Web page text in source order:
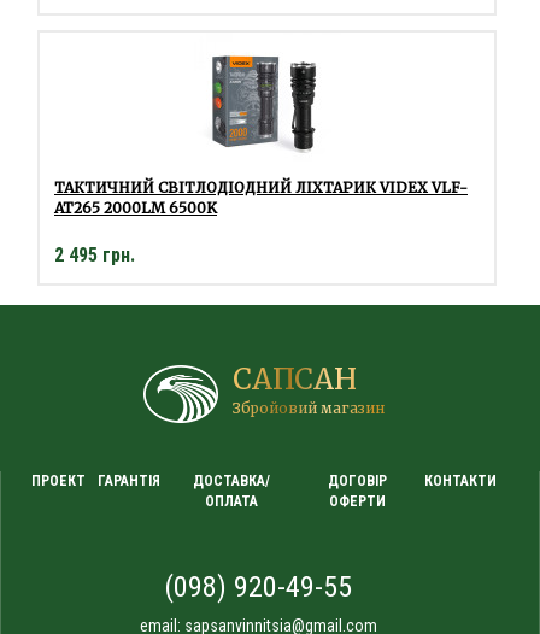
ТАКТИЧНИЙ СВІТЛОДІОДНИЙ ЛІХТАРИК VIDEX VLF-
AT265 2000LM 6500K
2 495 грн.
САПСАН
Збройовий магазин
ПРОЕКТ ГАРАНТІЯ
ДОСТАВКА/
ОПЛАТА
ДОГОВІР
ОФЕРТИ
КОНТАКТИ
(098) 920-49-55
email: sapsanvinnitsia@gmail.com